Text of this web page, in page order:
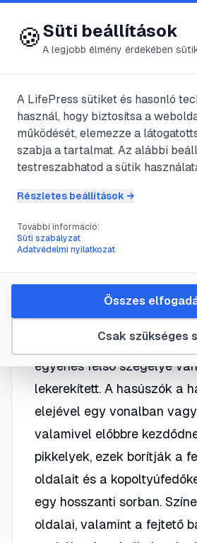
😍 LifePress
@DonG
2025. szeptember 12. 4
A Lápi póc és
Észak-
#állatok
Lápi póc Umbra
nyújtott, hátúszójának,
hátul helyezkedik el, 15-16
egyenes felső szegélye
lekerekített. A hasúszók a
elejével egy vonalban
valamivel előbbre
pikkelyek, ezek borítják a
oldalait és a
egy hosszanti sorban.
oldalai, valamint a fejtető
🍪Süti beállítások
A legjobb élmény érdekében
A LifePress sütiket és hasonló
használ, hogy biztosítsa a
működését, elemezze a
szabja a tartalmat. Az alábbi
testreszabhatod a sütik
Részletes beállítások →
További információ:
Süti szabályzat
Adatvédelmi nyilatkozat
Csak szükséges
Összes